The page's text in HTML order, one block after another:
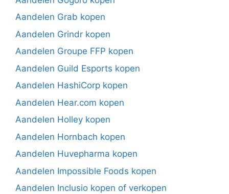
Aandelen Grab kopen
Aandelen Grindr kopen
Aandelen Groupe FFP kopen
Aandelen Guild Esports kopen
Aandelen HashiCorp kopen
Aandelen Hear.com kopen
Aandelen Holley kopen
Aandelen Hornbach kopen
Aandelen Huvepharma kopen
Aandelen Impossible Foods kopen
Aandelen Inclusio kopen of verkopen